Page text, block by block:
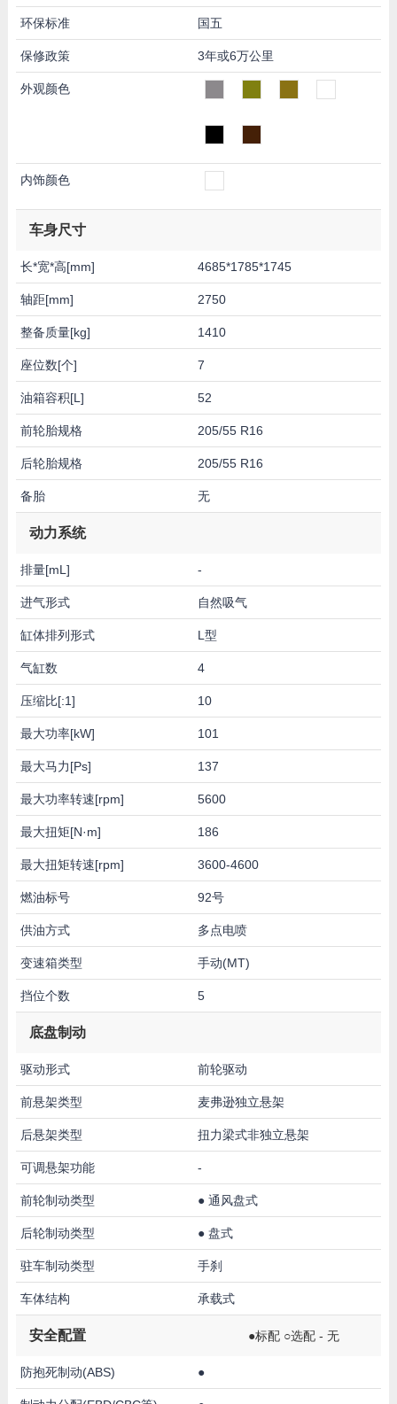
环保标准 国五
保修政策 3年或6万公里
外观颜色
内饰颜色
车身尺寸
长*宽*高[mm] 4685*1785*1745
轴距[mm] 2750
整备质量[kg] 1410
座位数[个] 7
油箱容积[L] 52
前轮胎规格 205/55 R16
后轮胎规格 205/55 R16
备胎 无
动力系统
排量[mL] -
进气形式 自然吸气
缸体排列形式 L型
气缸数 4
压缩比[:1] 10
最大功率[kW] 101
最大马力[Ps] 137
最大功率转速[rpm] 5600
最大扭矩[N·m] 186
最大扭矩转速[rpm] 3600-4600
燃油标号 92号
供油方式 多点电喷
变速箱类型 手动(MT)
挡位个数 5
底盘制动
驱动形式 前轮驱动
前悬架类型 麦弗逊独立悬架
后悬架类型 扭力梁式非独立悬架
可调悬架功能 -
前轮制动类型 ● 通风盘式
后轮制动类型 ● 盘式
驻车制动类型 手刹
车体结构 承载式
安全配置 ●标配 ○选配 - 无
防抱死制动(ABS) ●